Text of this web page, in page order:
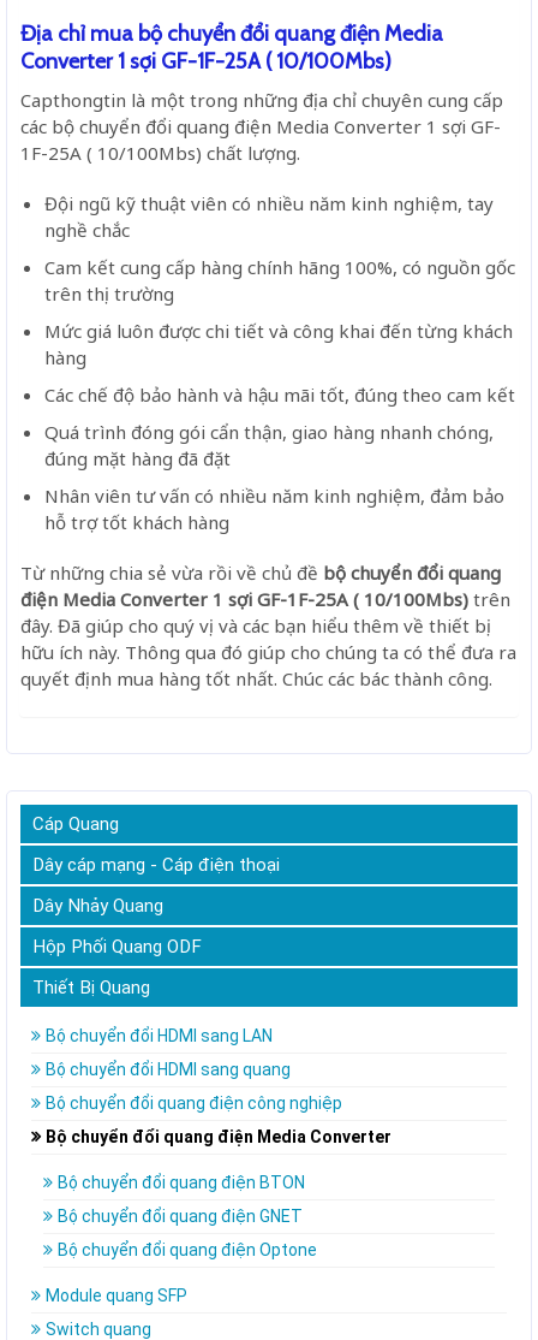
Địa chỉ mua bộ chuyển đổi quang điện Media
Converter 1 sợi GF-1F-25A ( 10/100Mbs)
Capthongtin là một trong những địa chỉ chuyên cung cấp
các bộ chuyển đổi quang điện Media Converter 1 sợi GF-
1F-25A ( 10/100Mbs) chất lượng.
Đội ngũ kỹ thuật viên có nhiều năm kinh nghiệm, tay
nghề chắc
Cam kết cung cấp hàng chính hãng 100%, có nguồn gốc
trên thị trường
Mức giá luôn được chi tiết và công khai đến từng khách
hàng
Các chế độ bảo hành và hậu mãi tốt, đúng theo cam kết
Quá trình đóng gói cẩn thận, giao hàng nhanh chóng,
đúng mặt hàng đã đặt
Nhân viên tư vấn có nhiều năm kinh nghiệm, đảm bảo
hỗ trợ tốt khách hàng
Từ những chia sẻ vừa rồi về chủ đề bộ chuyển đổi quang
điện Media Converter 1 sợi GF-1F-25A ( 10/100Mbs) trên
đây. Đã giúp cho quý vị và các bạn hiểu thêm về thiết bị
hữu ích này. Thông qua đó giúp cho chúng ta có thể đưa ra
quyết định mua hàng tốt nhất. Chúc các bác thành công.
Cáp Quang
Dây cáp mạng - Cáp điện thoại
Dây Nhảy Quang
Hộp Phối Quang ODF
Thiết Bị Quang
Bộ chuyển đổi HDMI sang LAN
Bộ chuyển đổi HDMI sang quang
Bộ chuyển đổi quang điện công nghiệp
Bộ chuyển đổi quang điện Media Converter
Bộ chuyển đổi quang điện BTON
Bộ chuyển đổi quang điện GNET
Bộ chuyển đổi quang điện Optone
Module quang SFP
Switch quang